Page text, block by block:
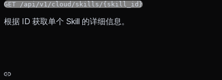
GET /api/v1/cloud/skills/{skill_id}
根据 ID 获取单个 Skill 的详细信息。